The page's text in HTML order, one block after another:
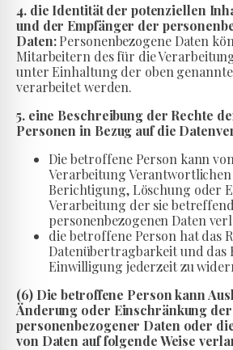
4. die Identität der potenziellen
und der Empfänger der
Daten:Personenbezogene Daten
Mitarbeitern des für die
unter Einhaltung der oben
verarbeitet werden.
5. eine Beschreibung der Rechte
Personen in Bezug auf die
Die betroffene Person kann
Verarbeitung
Berichtigung, Löschung oder
Verarbeitung der sie
personenbezogenen Daten
die betroffene Person hat das
Datenübertragbarkeit und das
Einwilligung jederzeit zu
(6) Die betroffene Person kann
Änderung oder Einschränkung
personenbezogener Daten oder
von Daten auf folgende Weise